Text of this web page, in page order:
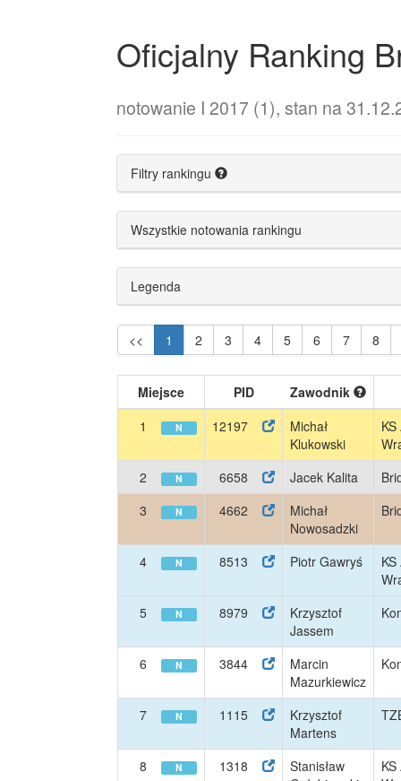
Oficjalny Ranking
notowanie I 2017 (1), stan na
Filtry rankingu
Wszystkie notowania rankingu
Legenda
<< 1 2 3 4 5 6 7 8
Miejsce PID
Zawodnik
1
N 12197
Michał
Klukowski
2
N 6658 Jacek Kalita
3
N 4662
Michał
Nowosadzki
4 N 8513 Piotr Gawryś
5
N 8979
Krzysztof
Jassem
6 N 3844
Marcin
Mazurkiewicz
7 N 1115
Krzysztof
Martens
8 N 1318
Stanisław